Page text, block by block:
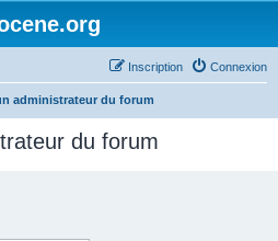
Connexion
Inscription
administrateur du forum
du forum